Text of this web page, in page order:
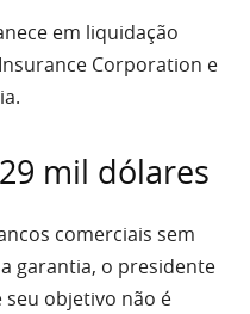
em liquidação
Corporation e
mil dólares
comerciais sem
garantia, o presidente
seu objetivo não é